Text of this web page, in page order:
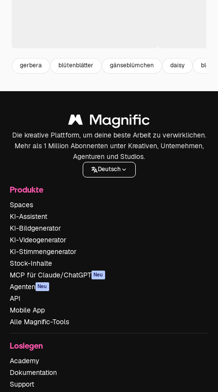
gerbera blütenblätter gänseblümchen daisy
Die kreative Plattform, um deine beste Arbeit zu verwirklichen.
Mehr als 1 Million Abonnenten unter Kreativen, Unternehmen,
Agenturen und Studios.
Deutsch
Produkte
Spaces
KI-Assistent
KI-Bildgenerator
KI-Videogenerator
KI-Stimmengenerator
Stock-Inhalte
MCP für Claude/ChatGPT Neu
Agenten Neu
API
Mobile App
Alle Magnific-Tools
Loslegen
Academy
Dokumentation
Support